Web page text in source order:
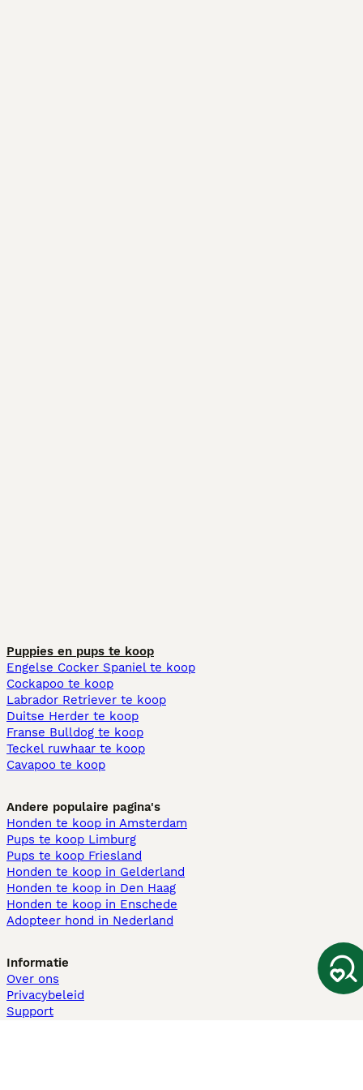
Puppies en pups te koop
Engelse Cocker Spaniel te koop
Cockapoo te koop
Labrador Retriever te koop
Duitse Herder te koop
Franse Bulldog te koop
Teckel ruwhaar te koop
Cavapoo te koop
Andere populaire pagina's
Honden te koop in Amsterdam
Pups te koop Limburg​
Pups te koop Friesland​
Honden te koop in Gelderland
Honden te koop in Den Haag
Honden te koop in Enschede
Adopteer hond in Nederland
Informatie
Over ons
Privacybeleid
Support